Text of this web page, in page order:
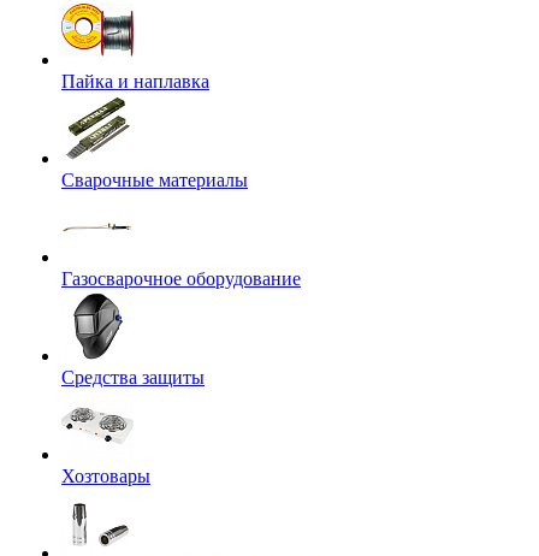
Пайка и наплавка
Сварочные материалы
Газосварочное оборудование
Средства защиты
Хозтовары